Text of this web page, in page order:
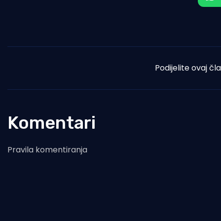
Podijelite ovaj
Komentari
Pravila komentiranja